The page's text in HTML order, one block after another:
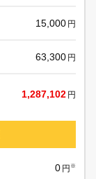
15,000 円
63,300 円
1,287,102 円
0 円 ※